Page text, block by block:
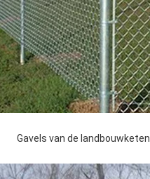
Gavels van de landbouwketen